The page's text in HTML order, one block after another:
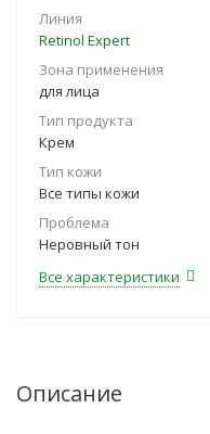
Линия
Retinol Expert
Зона применения
для лица
Тип продукта
Крем
Тип кожи
Все типы кожи
Проблема
Неровный тон
Все характеристики
Описание